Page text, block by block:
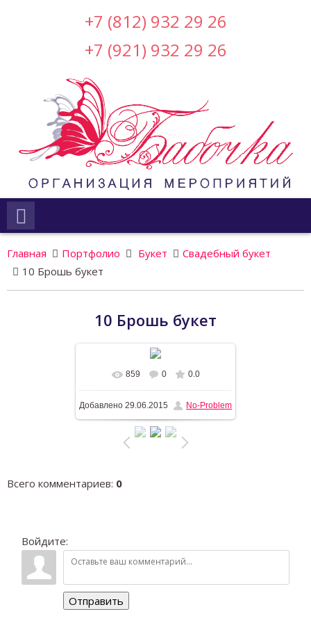
+7 (812) 932 29 26
+7 (921) 932 29 26
Главная Портфолио Букет
Свадебный букет
10 Брошь букет
10 Брошь букет
В реальном размере 1196x768
311.9Kb
859 0 0.0
Добавлено 29.06.2015 No-Problem
Всего комментариев: 0
Войдите:
Отправить